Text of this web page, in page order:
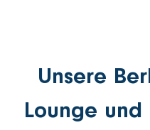
Unsere
Lounge